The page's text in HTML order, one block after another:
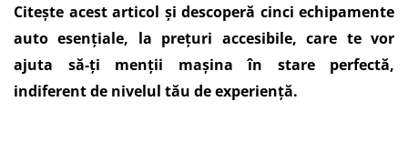
Citește acest articol și descoperă cinci echipamente
auto esențiale, la prețuri accesibile, care te vor
ajuta să-ți menții mașina în stare perfectă,
indiferent de nivelul tău de experiență.